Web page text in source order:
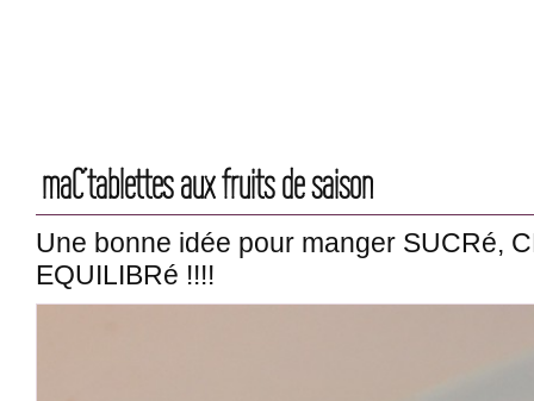
maC’tablettes aux fruits de saison
Une bonne idée pour manger SUCRé,
EQUILIBRé !!!!